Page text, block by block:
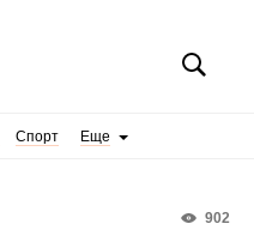
Спорт Еще
902